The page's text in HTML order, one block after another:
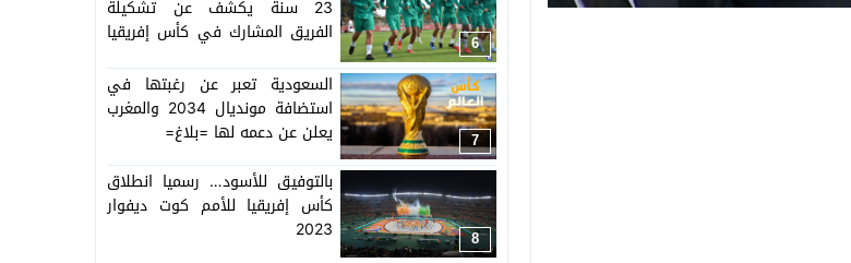
6
23 سنة يكشف عن تشكيلة
الفريق المشارك في كأس إفريقيا
7
السعودية تعبر عن رغبتها في
استضافة مونديال 2034 والمغرب
يعلن عن دعمه لها =بلاغ=
8
بالتوفيق للأسود… رسميا انطلاق
كأس إفريقيا للأمم كوت ديفوار
2023